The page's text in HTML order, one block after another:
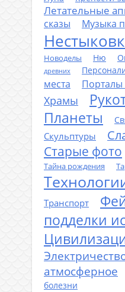
Летательные
сказы
Музыка
Новоделы Ню
древних
места
Порталы
Храмы
Планеты
Скульптуры
Старые фото
Тайна рождения
Транспорт
подделки
атмосферное
болезни